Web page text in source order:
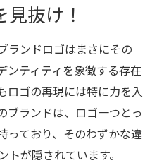
抜け！
ランドロゴはまさにその
ンティティを象徴する存在
ロゴの再現には特に力を入
ブランドは、ロゴ一つとっ
っており、そのわずかな違
が隠されています。